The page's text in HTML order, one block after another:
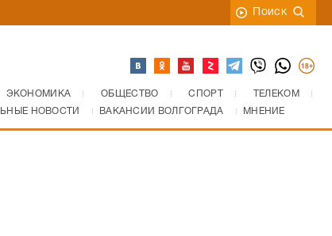
Поиск
ЭКОНОМИКА ОБЩЕСТВО СПОРТ
ТЕЛЕКОМ
НОВОСТИ ВАКАНСИИ ВОЛГОГРАДА МНЕНИЕ